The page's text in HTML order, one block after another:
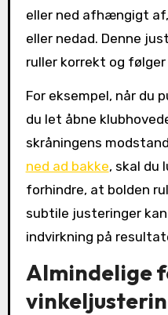
eller ned afhængigt
eller nedad. Denne
ruller korrekt og
For eksempel, når du
du let åbne
skråningens
ned ad bakke, skal du
forhindre, at bolden
subtile justeringer
indvirkning på
Almindelige